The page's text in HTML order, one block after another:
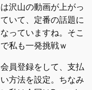
は沢山の動画が上がっ
ていて、定番の話題に
なっていますね。そこ
で私も一発挑戦ｗ
会員登録をして、支払
い方法を設定。ちなみ